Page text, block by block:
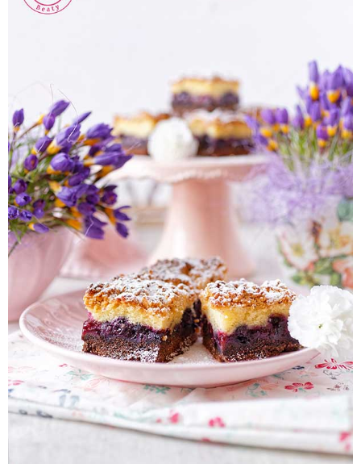
Przetwory
Posiłki
Zdrowo i fit
Kuchnie świata
SKLEP
Polski